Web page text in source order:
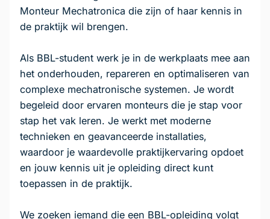
Monteur Mechatronica die zijn of haar kennis in
de praktijk wil brengen.
Als BBL-student werk je in de werkplaats mee aan
het onderhouden, repareren en optimaliseren van
complexe mechatronische systemen. Je wordt
begeleid door ervaren monteurs die je stap voor
stap het vak leren. Je werkt met moderne
technieken en geavanceerde installaties,
waardoor je waardevolle praktijkervaring opdoet
en jouw kennis uit je opleiding direct kunt
toepassen in de praktijk.
We zoeken iemand die een BBL-opleiding volgt